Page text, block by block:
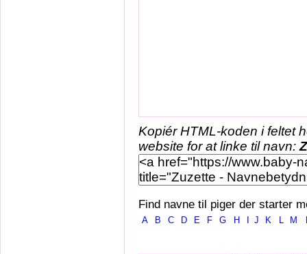
Kopiér HTML-koden i feltet
website for at linke til navn:
Find navne til piger der starter
A B C D E F G H J K L M